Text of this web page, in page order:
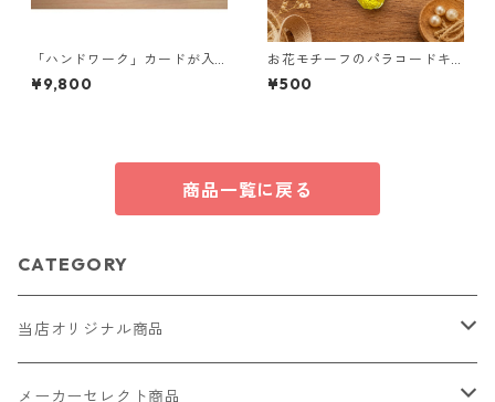
「ハンドワーク」カードが入
る小さな小銭入れ ネイビー
¥9,800
お花モチーフのパラコードキ
ーホルダー ブルー×イエロー
ハンドメイド 国産 本革 ヌメ革
¥500
商品一覧に戻る
CATEGORY
当店オリジナル商品
レザー（革）
メーカーセレクト商品